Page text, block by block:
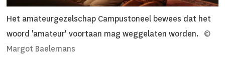
Het amateurgezelschap Campustoneel bewees dat het
woord 'amateur' voortaan mag weggelaten worden. ©
Margot Baelemans